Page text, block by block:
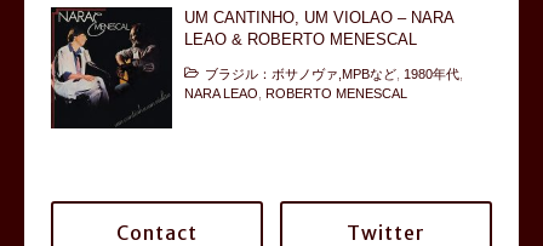
UM CANTINHO, UM VIOLAO – NARA
LEAO & ROBERTO MENESCAL
ブラジル：ボサノヴァ,MPBなど 1980年代
NARA LEAO ,ROBERTO MENESCAL
Contact Twitter